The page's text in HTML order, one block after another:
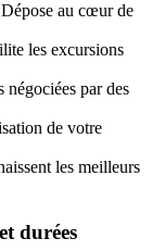
au cœur de
les excursions
négociées par des
de votre
les meilleurs
durées